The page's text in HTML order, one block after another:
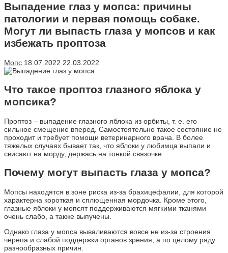
Выпадение глаз у мопса: причины
патологии и первая помощь собаке.
Могут ли выпасть глаза у мопсов и как
избежать проптоза
Мопс 18.07.2022 22.03.2022
Что такое проптоз глазного яблока у
мопсика?
Проптоз – выпадение глазного яблока из орбиты, т. е. его
сильное смещение вперед. Самостоятельно такое состояние не
проходит и требует помощи ветеринарного врача. В более
тяжелых случаях бывает так, что яблоки у любимца выпали и
свисают на морду, держась на тонкой связочке.
Почему могут выпасть глаза у мопса?
Мопсы находятся в зоне риска из-за брахицефалии, для которой
характерна короткая и сплющенная мордочка. Кроме этого,
глазные яблоки у мопсят поддерживаются мягкими тканями
очень слабо, а также выпучены.
Однако глаза у мопса вываливаются вовсе не из-за строения
черепа и слабой поддержки органов зрения, а по целому ряду
разнообразных причин.